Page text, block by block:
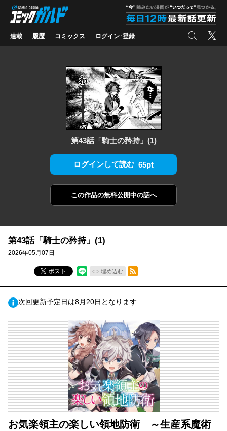
コミックガルド
連載 履歴 コミックス ログイン･登録 検索 X
第43話「騎士の矜持」(1)
ログインして読む 65pt
この作品の無料公開中の話へ
第43話「騎士の矜持」(1)
2026年05月07日
ポスト 埋め込む
RSSフィード
次回更新予定日は8月20日となります
お気楽領主の楽しい領地防衛 ～生産系魔術